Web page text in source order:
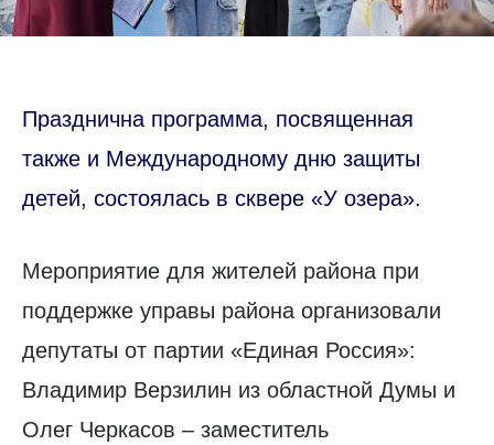
Празднична программа, посвященная
также и Международному дню защиты
детей, состоялась в сквере «У озера».
Мероприятие для жителей района при
поддержке управы района организовали
депутаты от партии «Единая Россия»:
Владимир Верзилин из областной Думы и
Олег Черкасов – заместитель